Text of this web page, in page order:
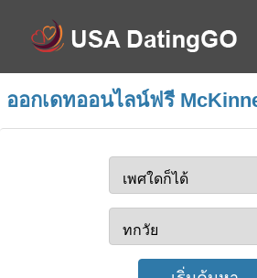
ออกเดทออนไลน์ฟรี